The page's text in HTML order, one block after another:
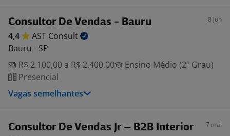
Consultor De Vendas - Bauru 8 jun
4,4 AST Consult
Bauru - SP
R$ 2.100,00 a R$ 2.400,00
Ensino Médio (2º Grau)
Presencial
Vagas semelhantes
Consultor De Vendas Jr – B2B Interior
7 mai